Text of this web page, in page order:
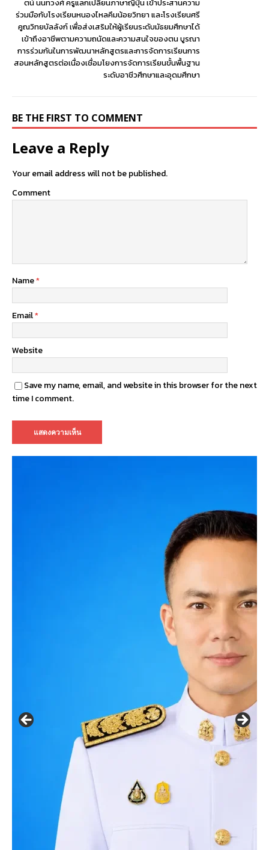
ตน์ นนทวงศ์ ครูแลกเปลี่ยนภาษาญี่ปุ่น เข้าประสานความ
ร่วมมือกับโรงเรียนหนองไหลคึมน้อยวิทยา และโรงเรียนศรี
คูณวิทยบัลลังก์ เพื่อส่งเสริมให้ผู้เรียนระดับมัธยมศึกษาได้
เข้าถึงอาชีพตามความถนัดและความสนใจของตน บูรณา
การร่วมกันในการพัฒนาหลักสูตรและการจัดการเรียนการ
สอนหลักสูตรต่อเนื่องเชื่อมโยงการจัดการเรียนขั้นพื้นฐาน
ระดับอาชีวศึกษาและอุดมศึกษา
BE THE FIRST TO COMMENT
Leave a Reply
Your email address will not be published.
Comment
Name*
Email*
Website
Save my name, email, and website in this browser for the next
time I comment.